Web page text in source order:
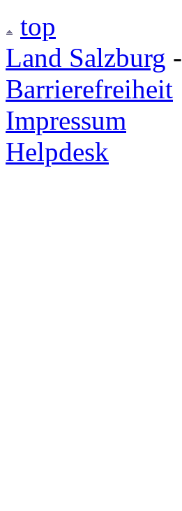
top
Land Salzburg
Barrierefreiheit
Impressum
Helpdesk